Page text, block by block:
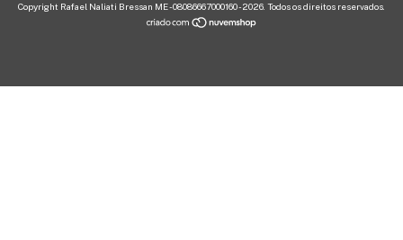
Copyright Rafael Naliati Bressan ME - 08086667000160 - 2026. Todos os direitos reservados.